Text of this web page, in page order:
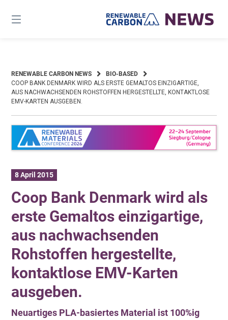
content
RENEWABLE CARBON NEWS
BIO-BASED
COOP BANK DENMARK WIRD ALS ERSTE GEMALTOS EINZIGARTIGE,
AUS NACHWACHSENDEN ROHSTOFFEN HERGESTELLTE, KONTAKTLOSE
EMV-KARTEN AUSGEBEN.
8 April 2015
Coop Bank Denmark wird als
erste Gemaltos einzigartige,
aus nachwachsenden
Rohstoffen hergestellte,
kontaktlose EMV-Karten
ausgeben.
Neuartiges PLA-basiertes Material ist 100%ig